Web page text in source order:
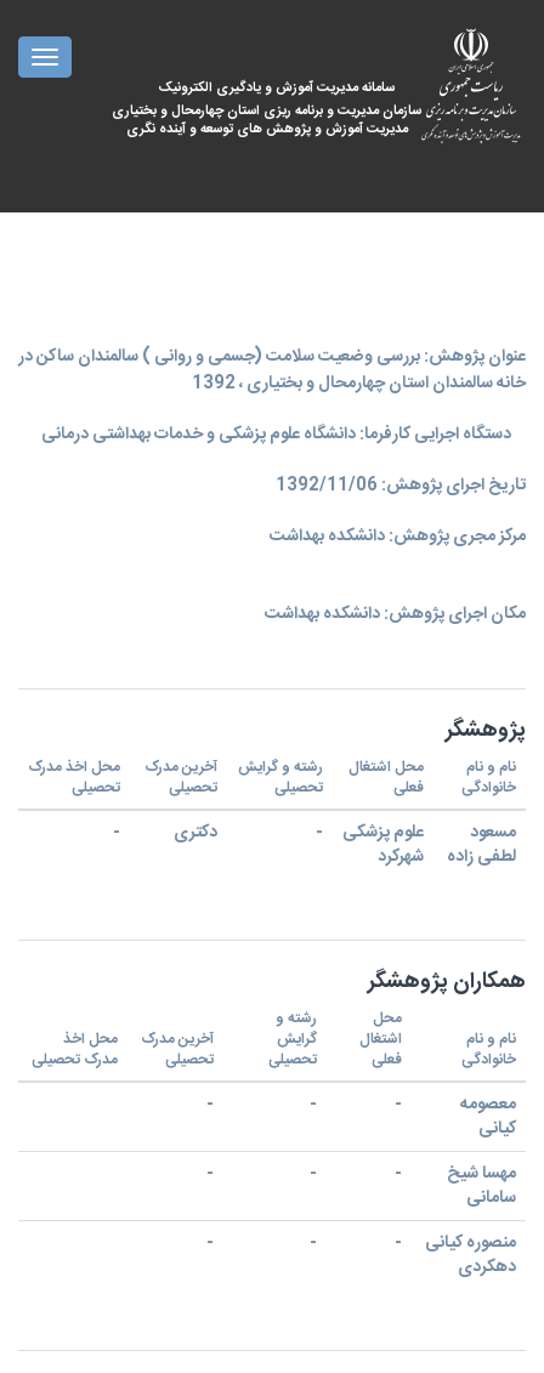
سامانه مدیریت آموزش و یادگیری الکترونیک
سازمان مدیریت و برنامه ریزی استان چهارمحال و بختیاری
مدیریت آموزش و پژوهش های توسعه و آینده نگری
عنوان پژوهش: بررسی وضعیت سلامت (جسمی و روانی ) سالمندان ساکن در
خانه سالمندان استان چهارمحال و بختیاری ، 1392
دستگاه اجرایی کارفرما: دانشگاه علوم پزشکی و خدمات بهداشتی درمانی
تاریخ اجرای پژوهش: 1392/11/06
مرکز مجری پژوهش: دانشکده بهداشت
مکان اجرای پژوهش: دانشکده بهداشت
پژوهشگر
نام و نام
خانوادگی
محل اشتغال
فعلی
رشته و گرایش
تحصیلی
آخرین مدرک
تحصیلی
محل اخذ مدرک
تحصیلی
مسعود
لطفی زاده
علوم پزشکی
شهرکرد
- دکتری -
همکاران پژوهشگر
نام و نام
خانوادگی
محل
اشتغال
فعلی
رشته و
گرایش
تحصیلی
آخرین مدرک
تحصیلی
محل اخذ
مدرک تحصیلی
معصومه
کیانی
-
-
-
مهسا شیخ
سامانی
-
-
-
منصوره کیانی
دهکردی
-
-
-